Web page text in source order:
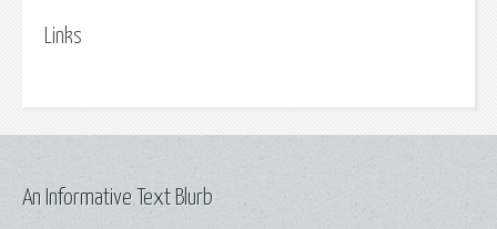
Links
An Informative Text Blurb